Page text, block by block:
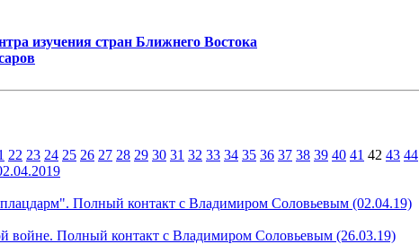
изучения стран Ближнего Востока
22 23 24 25 26 27 28 29 30 31 32 33 34 35 36 37 38 39 40 41 42 43 44
Полный контакт с Владимиром Соловьевым (02.04.19)
вoйнe. Полный контакт с Владимиром Соловьевым (26.03.19)